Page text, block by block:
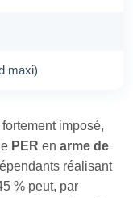
maxi)
imposé,
PER en arme de
réalisant
% peut, par